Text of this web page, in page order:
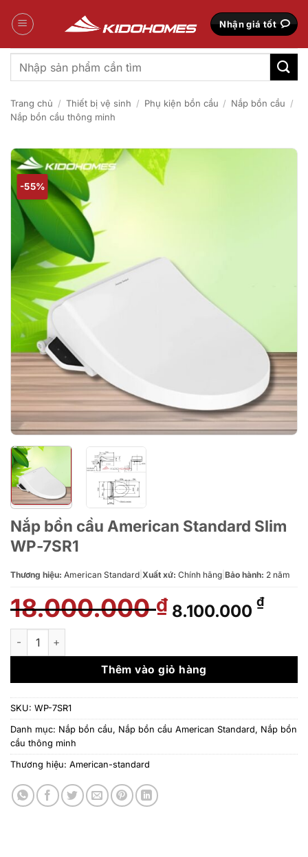
qua
Nhận giá tốt
Tìm
kiếm:
Trang chủ / Thiết bị vệ sinh / Phụ kiện bồn cầu / Nắp bồn cầu /
Nắp bồn cầu thông minh
-55%
Nắp bồn cầu American Standard Slim
WP-7SR1
Thương hiệu: American Standard Xuất xứ: Chính hãng Bảo hành: 2 năm
18.000.000₫ Giá
gốc
18.000.000 ₫.
8.100.000 ₫Giá
là:
Nắp bồn cầu American Standard Slim WP-7SR1 số lượng
Thêm vào giỏ hàng
SKU: WP-7SR1
Danh mục: Nắp bồn cầu, Nắp bồn cầu American Standard, Nắp bồn
cầu thông minh
Thương hiệu: American-standard